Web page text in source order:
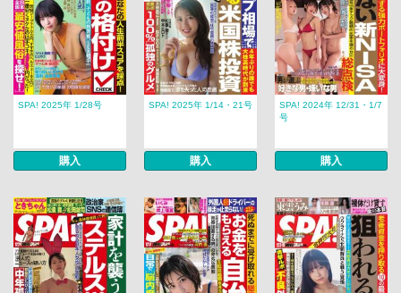
SPA! 2025年 1/28号
購入
SPA! 2025年 1/14・21号
購入
SPA! 2024年 12/31・1/7
号
購入